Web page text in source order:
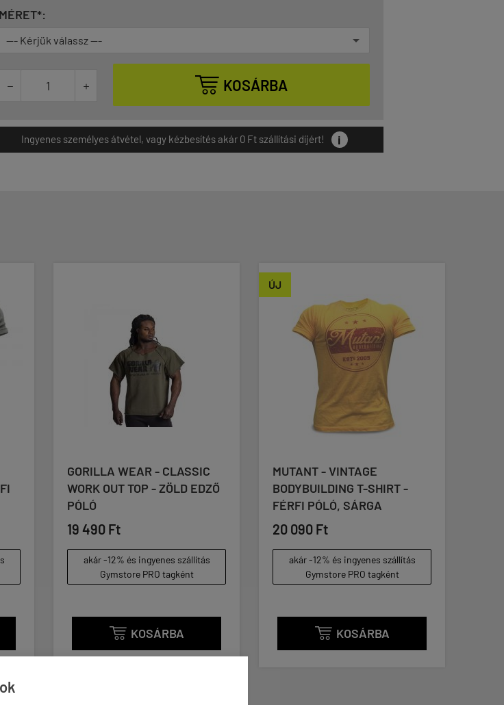
MÉRET*:
   KOSÁRBA
Ingyenes személyes átvétel, vagy kézbesítés akár 0 Ft szállítási díjért! i
- CLASSIC
- ZÖLD EDZŐ
szállítás
tagként
MUTANT - VINTAGE
BODYBUILDING T-SHIRT -
akár -12% és ingyenes szállítás
Gymstore PRO tagként

GASP INC - RIBBED T-BACK -
EDZŐTRIKÓ - FEKETE
18 390 Ft
Gymstore PRO tagként
